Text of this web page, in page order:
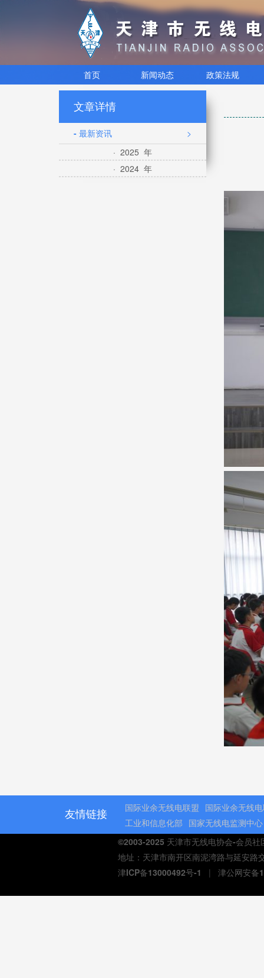
首页 新闻动态 政策法规
文章详情
- 最新资讯
>
· 2025 年
· 2024 年
友情链接 国际业余无线电联盟 国际业余无线
工业和信息化部 国家无线电监测中心
©2003-2025 天津市无线电协会-会员社
地址：天津市南开区南泥湾路与延安
津ICP备13000492号-1 | 津公网安备